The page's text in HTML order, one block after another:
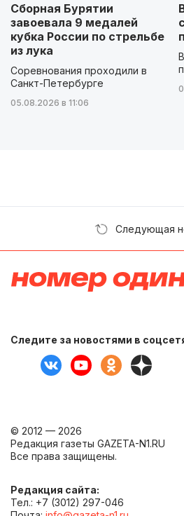
Сборная Бурятии
завоевала 9 медалей
кубка России по стрельбе
из лука
Соревнования проходили в
Санкт-Петербурге
05.08.2026 в 11:06
Следующая
Следите за новостями в
© 2012 — 2026
Редакция газеты GAZETA-N1.RU
Все права защищены.
Редакция сайта:
Тел.: +7 (3012) 297-046